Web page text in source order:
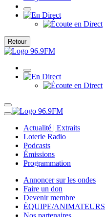
Retour
Actualité | Extraits
Loterie Radio
Podcasts
Émissions
Programmation
Annoncer sur les ondes
Faire un don
Devenir membre
ÉQUIPE/ANIMATEURS
Nos partenaires